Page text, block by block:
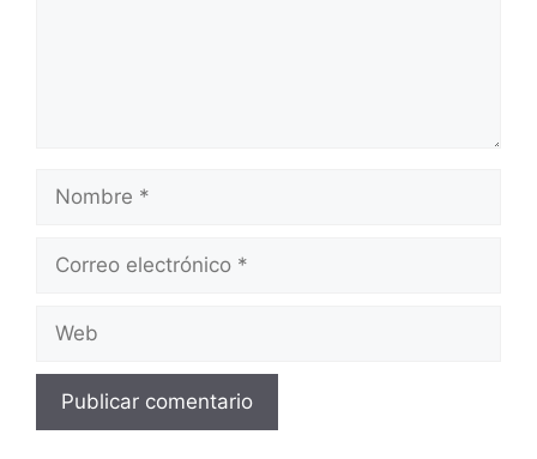
Nombre
Correo
Web